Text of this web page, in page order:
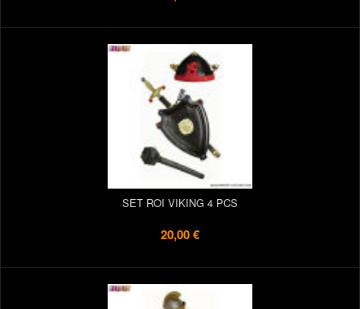
SET ROI VIKING 4 PCS
20,00 €